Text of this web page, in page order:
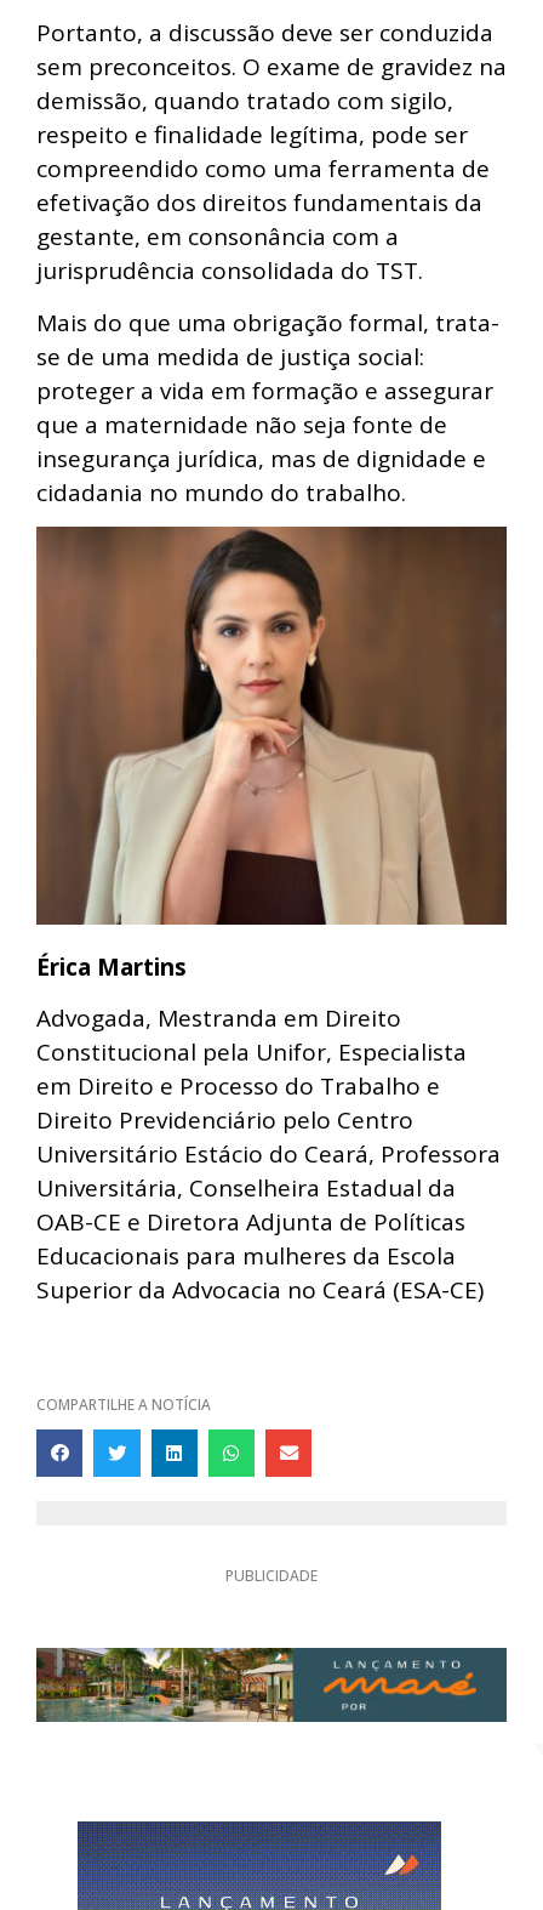
Portanto, a discussão deve ser conduzida
sem preconceitos. O exame de gravidez na
demissão, quando tratado com sigilo,
respeito e finalidade legítima, pode ser
compreendido como uma ferramenta de
efetivação dos direitos fundamentais da
gestante, em consonância com a
jurisprudência consolidada do TST.
Mais do que uma obrigação formal, trata-
se de uma medida de justiça social:
proteger a vida em formação e assegurar
que a maternidade não seja fonte de
insegurança jurídica, mas de dignidade e
cidadania no mundo do trabalho.
Érica Martins
Advogada, Mestranda em Direito
Constitucional pela Unifor, Especialista
em Direito e Processo do Trabalho e
Direito Previdenciário pelo Centro
Universitário Estácio do Ceará, Professora
Universitária, Conselheira Estadual da
OAB-CE e Diretora Adjunta de Políticas
Educacionais para mulheres da Escola
Superior da Advocacia no Ceará (ESA-CE)
COMPARTILHE A NOTÍCIA
PUBLICIDADE